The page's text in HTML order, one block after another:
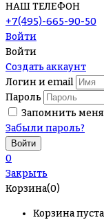
НАШ ТЕЛЕФОН
+7(495)-665-90-50
Войти
Войти
Создать аккаунт
Логин и email
Пароль
Запомнить меня
Забыли пароль?
0
Закрыть
Корзина(0)
Корзина пуста